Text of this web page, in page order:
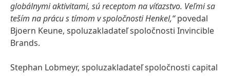
globálnymi aktivitami, sú receptom na víťazstvo. Veľmi sa
teším na prácu s tímom v spoločnosti Henkel,“povedal
Bjoern Keune, spoluzakladateľ spoločnosti Invincible
Brands.
Stephan Lobmeyr, spoluzakladateľ spoločnosti capital